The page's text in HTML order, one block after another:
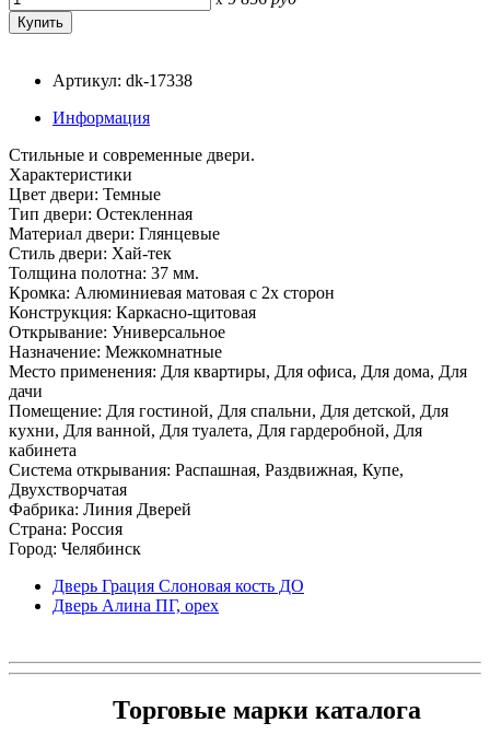
Артикул: dk-17338
Информация
Стильные и современные двери.
Характеристики
Цвет двери: Темные
Тип двери: Остекленная
Материал двери: Глянцевые
Стиль двери: Хай-тек
Толщина полотна: 37 мм.
Кромка: Алюминиевая матовая с 2х сторон
Конструкция: Каркасно-щитовая
Открывание: Универсальное
Назначение: Межкомнатные
Место применения: Для квартиры, Для офиса, Для дома, Для
дачи
Помещение: Для гостиной, Для спальни, Для детской, Для
кухни, Для ванной, Для туалета, Для гардеробной, Для
кабинета
Система открывания: Распашная, Раздвижная, Купе,
Двухстворчатая
Фабрика: Линия Дверей
Страна: Россия
Город: Челябинск
Дверь Грация Слоновая кость ДО
Дверь Алина ПГ, орех
Торговые марки каталога